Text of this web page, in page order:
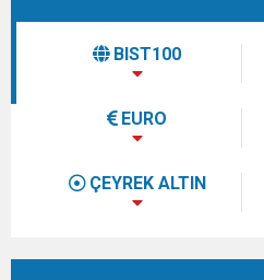
BIST100
EURO
ÇEYREK ALTIN